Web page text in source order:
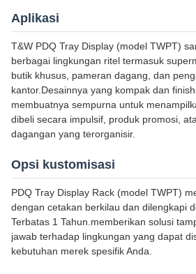
Aplikasi
T&W PDQ Tray Display (model TWPT)
berbagai lingkungan ritel termasuk
butik khusus, pameran dagang, dan
kantor.Desainnya yang kompak dan
membuatnya sempurna untuk
dibeli secara impulsif, produk promosi,
dagangan yang terorganisir.
Opsi kustomisasi
PDQ Tray Display Rack (model TWPT)
dengan cetakan berkilau dan dilengkapi
Terbatas 1 Tahun.memberikan solusi
jawab terhadap lingkungan yang dapat
kebutuhan merek spesifik Anda.